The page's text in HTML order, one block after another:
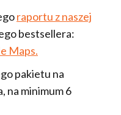
raportu z naszej
bestsellera:
Maps.
pakietu na
na minimum 6